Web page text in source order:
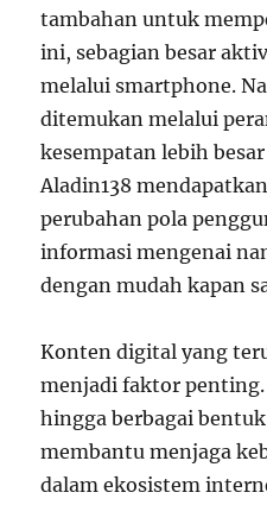
tambahan untuk
ini, sebagian besar
melalui smartphone.
ditemukan melalui
kesempatan lebih
Aladin138
perubahan pola
informasi mengenai
dengan mudah kapan
Konten digital yang
menjadi faktor
hingga berbagai
membantu menjaga
dalam ekosistem